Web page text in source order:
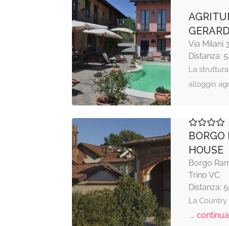
Via Milani
Distanza:
La
alloggio
HOUSE
Borgo
Trino VC
Distanza:
La Country
...